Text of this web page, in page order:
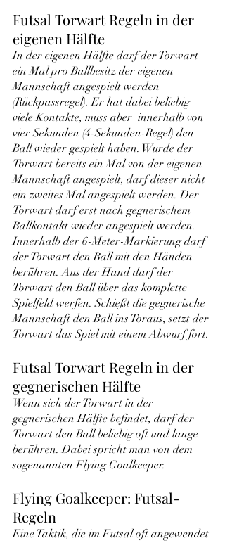
Futsal Torwart Regeln in der
eigenen Hälfte
In der eigenen Hälfte darf der Torwart
ein Mal pro Ballbesitz der eigenen
Mannschaft angespielt werden
(Rückpassregel). Er hat dabei beliebig
viele Kontakte, muss aber  innerhalb von
vier Sekunden (4-Sekunden-Regel) den
Ball wieder gespielt haben. Wurde der
Torwart bereits ein Mal von der eigenen
Mannschaft angespielt, darf dieser nicht
ein zweites Mal angespielt werden. Der
Torwart darf erst nach gegnerischem
Ballkontakt wieder angespielt werden.
Innerhalb der 6-Meter-Markierung darf
der Torwart den Ball mit den Händen
berühren. Aus der Hand darf der
Torwart den Ball über das komplette
Spielfeld werfen. Schießt die gegnerische
Mannschaft den Ball ins Toraus, setzt der
Torwart das Spiel mit einem Abwurf fort.
Futsal Torwart Regeln in der
gegnerischen Hälfte
Wenn sich der Torwart in der
gegnerischen Hälfte befindet, darf der
Torwart den Ball beliebig oft und lange
berühren. Dabei spricht man von dem
sogenannten Flying Goalkeeper.
Flying Goalkeeper: Futsal-
Regeln
Eine Taktik, die im Futsal oft angewendet